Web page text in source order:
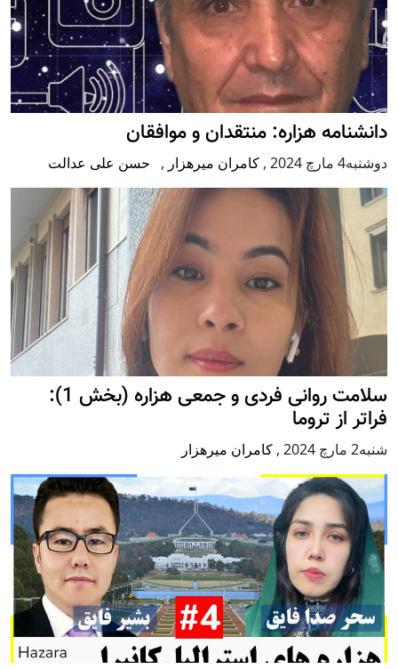
دانشنامه هزاره: منتقدان و موافقان
دوشنبه4 مارچ 2024 , کامران میرهزار , حسن علی عدالت
سلامت روانی فردی و جمعی هزاره (بخش 1):
فراتر از تروما
شنبه2 مارچ 2024 , کامران میرهزار